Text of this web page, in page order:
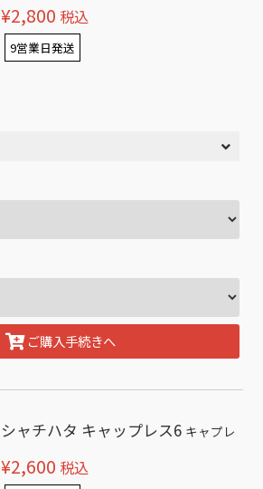
¥2,800 税込
9営業日発送
ご購入手続きへ
シャチハタ キャップレス6 キャプレ
¥2,600 税込